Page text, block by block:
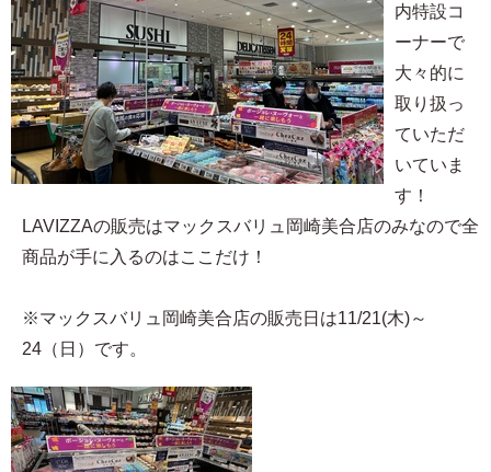
内特設コ
ーナーで
大々的に
取り扱っ
ていただ
いていま
す！
LAVIZZAの販売はマックスバリュ岡崎美合店のみなので全
商品が手に入るのはここだけ！
※マックスバリュ岡崎美合店の販売日は11/21(木)～
24（日）です。